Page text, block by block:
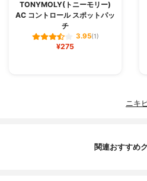
TONYMOLY(トニーモリー)
AC コントロール スポットパッ
チ
3.95(1)
¥275
ニキ
関連おすすめ